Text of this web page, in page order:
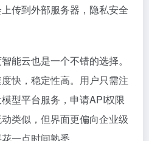
传到外部服务器，隐私安全
能云也是一个不错的选择。
快，稳定性高。用户只需注
型平台服务，申请API权限
类似，但界面更偏向企业级